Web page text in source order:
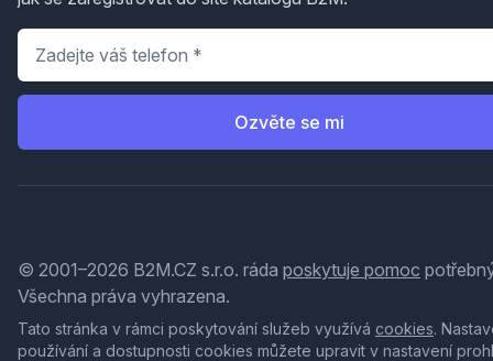
Telefon
Ozvěte se mi
© 2001–2026 B2M.CZ s.r.o. ráda poskytuje pomoc
Všechna práva vyhrazena.
Tato stránka v rámci poskytování služeb využívá cookies.
používání a dostupnosti cookies můžete upravit v nastavení